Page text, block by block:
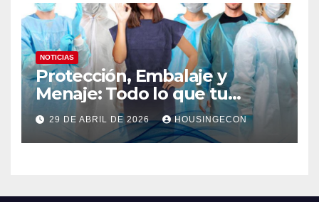
NOTICIAS
Protección, Embalaje y
Menaje: Todo lo que tu
negocio necesita en un solo
lugar
29 DE ABRIL DE 2026 HOUSINGECON